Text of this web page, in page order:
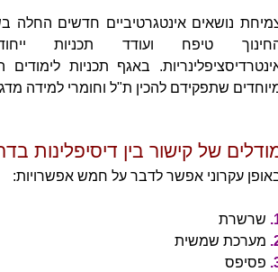
נושאים אינטגרטיביים חדשים החלה
טיפח ועודד תכניות
באגף תכניות לימודים
שתפקידם להכין ת"ל וחומרי למידה
של קישור בין דיסיפלינות
עקרוני אפשר לדבר על חמש אפשרויות:
שרשרת
מערכת שמשית
פסיפס